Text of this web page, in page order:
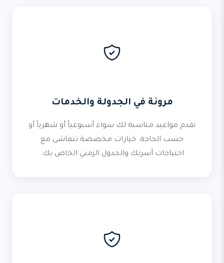
مرونة في الجدولة والخدمات
نقدم مواعيد مناسبة لك سواء أسبوعياً أو شهرياً أو
حسب الحاجة. خيارات مخصصة تتماشى مع
احتياجات أسرتك والجدول الزمني الخاص بك.